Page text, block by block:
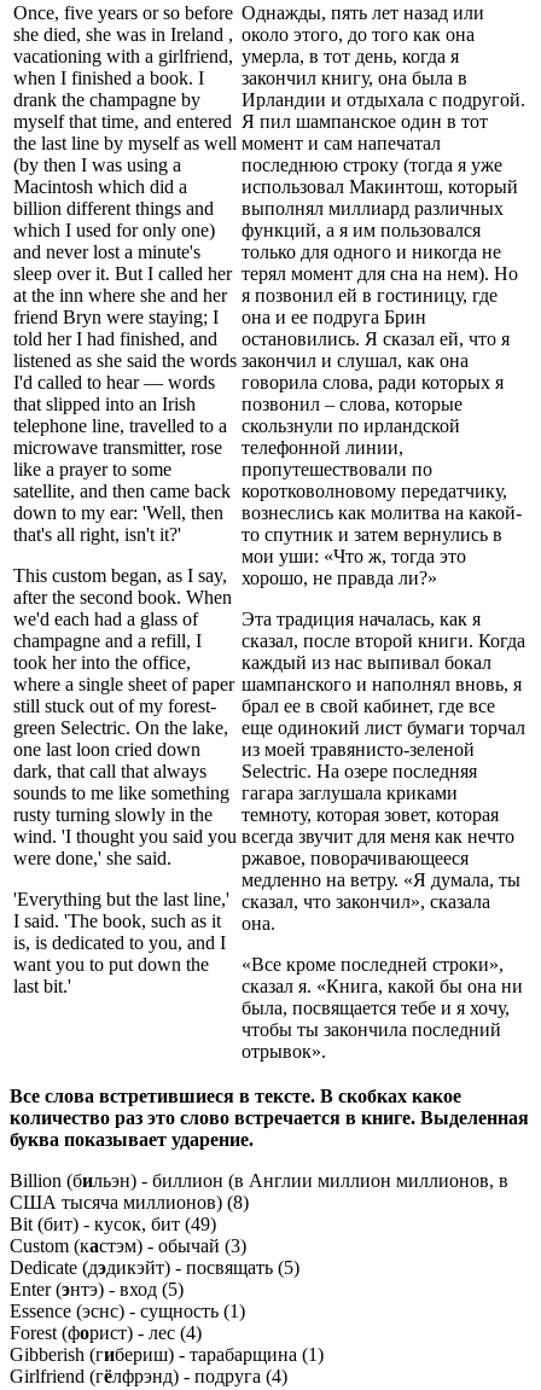
Once, five years or so before
she died, she was in Ireland ,
vacationing with a girlfriend,
when I finished a book. I
drank the champagne by
myself that time, and entered
the last line by myself as well
(by then I was using a
Macintosh which did a
billion different things and
which I used for only one)
and never lost a minute's
sleep over it. But I called her
at the inn where she and her
friend Bryn were staying; I
told her I had finished, and
listened as she said the words
I'd called to hear — words
that slipped into an Irish
telephone line, travelled to a
microwave transmitter, rose
like a prayer to some
satellite, and then came back
down to my ear: 'Well, then
that's all right, isn't it?'
This custom began, as I say,
after the second book. When
we'd each had a glass of
champagne and a refill, I
took her into the office,
where a single sheet of paper
still stuck out of my forest-
green Selectric. On the lake,
one last loon cried down
dark, that call that always
sounds to me like something
rusty turning slowly in the
wind. 'I thought you said you
were done,' she said.
'Everything but the last line,'
I said. 'The book, such as it
is, is dedicated to you, and I
want you to put down the
last bit.'
Однажды, пять лет назад или
около этого, до того как она
умерла, в тот день, когда я
закончил книгу, она была в
Ирландии и отдыхала с подругой.
Я пил шампанское один в тот
момент и сам напечатал
последнюю строку (тогда я уже
использовал Макинтош, который
выполнял миллиард различных
функций, а я им пользовался
только для одного и никогда не
терял момент для сна на нем). Но
я позвонил ей в гостиницу, где
она и ее подруга Брин
остановились. Я сказал ей, что я
закончил и слушал, как она
говорила слова, ради которых я
позвонил – слова, которые
скользнули по ирландской
телефонной линии,
пропутешествовали по
коротковолновому передатчику,
вознеслись как молитва на какой-
то спутник и затем вернулись в
мои уши: «Что ж, тогда это
хорошо, не правда ли?»
Эта традиция началась, как я
сказал, после второй книги. Когда
каждый из нас выпивал бокал
шампанского и наполнял вновь, я
брал ее в свой кабинет, где все
еще одинокий лист бумаги торчал
из моей травянисто-зеленой
Selectric. На озере последняя
гагара заглушала криками
темноту, которая зовет, которая
всегда звучит для меня как нечто
ржавое, поворачивающееся
медленно на ветру. «Я думала, ты
сказал, что закончил», сказала
она.
«Все кроме последней строки»,
сказал я. «Книга, какой бы она ни
была, посвящается тебе и я хочу,
чтобы ты закончила последний
отрывок».
Все слова встретившиеся в тексте. В скобках какое
количество раз это слово встречается в книге. Выделенная
буква показывает ударение.
Billion (бильэн) - биллион (в Англии миллион миллионов, в
США тысяча миллионов) (8)
Bit (бит) - кусок, бит (49)
Custom (кастэм) - обычай (3)
Dedicate (дэдикэйт) - посвящать (5)
Enter (энтэ) - вход (5)
Essence (эснс) - сущность (1)
Forest (форист) - лес (4)
Gibberish (гибериш) - тарабарщина (1)
Girlfriend (гёлфрэнд) - подруга (4)